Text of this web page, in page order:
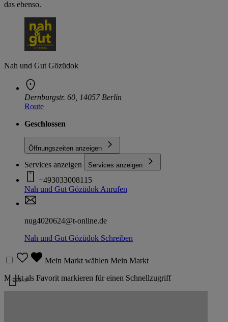
das ebenso.
Nah und Gut Gözüdok
Dernburgstr. 60, 14057 Berlin
Route
Geschlossen
Öffnungszeiten anzeigen
Services anzeigen Services anzeigen
+493033008115
Nah und Gut Gözüdok Anrufen
nug4020624@t-online.de
Nah und Gut Gözüdok Schreiben
Mein Markt wählen Mein Markt
Markt als Favorit markieren für einen Schnellzugriff
200 m